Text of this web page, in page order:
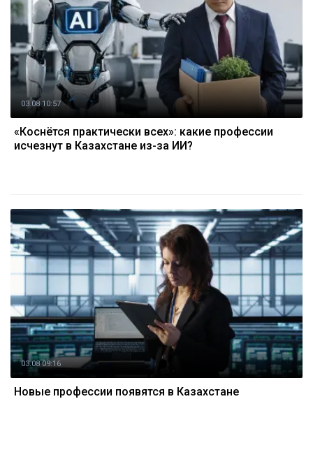
03.08 10:57
«Коснётся практически всех»: какие профессии
исчезнут в Казахстане из-за ИИ?
03.08 09:16
Новые профессии появятся в Казахстане